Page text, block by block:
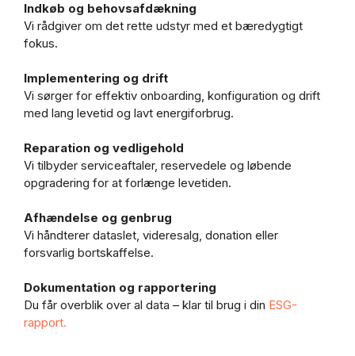
Indkøb og behovsafdækning
Vi rådgiver om det rette udstyr med et bæredygtigt
fokus.
Implementering og drift
Vi sørger for effektiv onboarding, konfiguration og drift
med lang levetid og lavt energiforbrug.
Reparation og vedligehold
Vi tilbyder serviceaftaler, reservedele og løbende
opgradering for at forlænge levetiden.
Afhændelse og genbrug
Vi håndterer dataslet, videresalg, donation eller
forsvarlig bortskaffelse.
Dokumentation og rapportering
Du får overblik over al data – klar til brug i din ESG-
rapport.